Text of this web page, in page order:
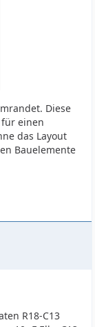
Diese
einen
das Layout
Bauelemente
R18-C13